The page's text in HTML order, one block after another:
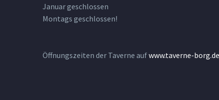
Januar geschlossen
Montags geschlossen!
Öffnungszeiten der Taverne aufwww.taverne-borg.de